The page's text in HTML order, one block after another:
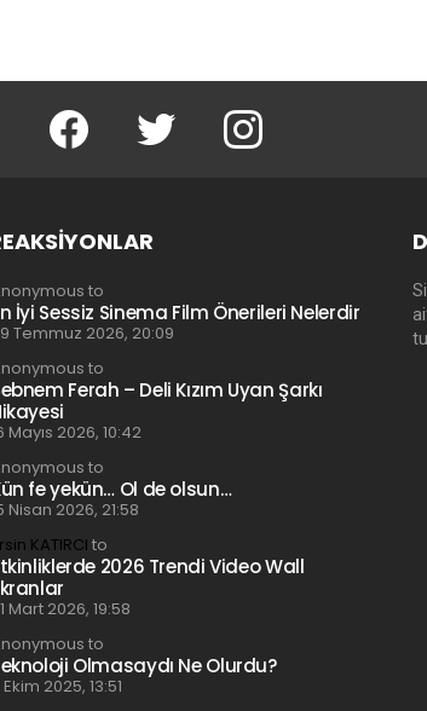
facebook twitter instagram
to
İyi Sessiz Sinema Film Önerileri Nelerdir
Temmuz 2026, 20:09
to
Ferah – Deli Kızım Uyan Şarkı
Mayıs 2026, 10:42
to
fe yekün… Ol de olsun…
Nisan 2026, 21:58
KATIRCI to
2026 Trendi Video Wall
Mart 2026, 19:58
to
Olmasaydı Ne Olurdu?
Ekim 2025, 13:51